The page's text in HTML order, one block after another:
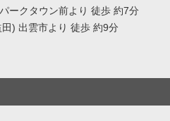
ークタウン前より 徒歩 約7分
) 出雲市より 徒歩 約9分